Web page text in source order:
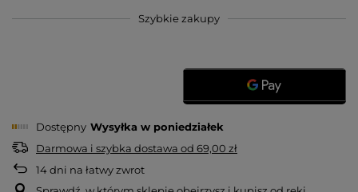
Szybkie zakupy
Dostępny Wysyłka w poniedziałek
Darmowa i szybka dostawa od 69,00 zł
14dni na łatwy zwrot